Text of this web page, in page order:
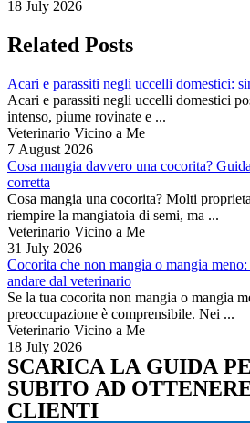
18 July 2026
Related Posts
Acari e parassiti negli uccelli domestici:
Acari e parassiti negli uccelli domestici
intenso, piume rovinate e ...
Veterinario Vicino a Me
7 August 2026
Cosa mangia davvero una cocorita?
corretta
Cosa mangia una cocorita? Molti
riempire la mangiatoia di semi, ma ...
Veterinario Vicino a Me
31 July 2026
Cocorita che non mangia o mangia
andare dal veterinario
Se la tua cocorita non mangia o mangia
preoccupazione è comprensibile. Nei ...
Veterinario Vicino a Me
18 July 2026
SCARICA LA GUIDA
SUBITO AD
CLIENTI